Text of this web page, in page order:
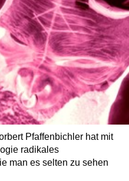
Pfaffenbichler hat mit
radikales
man es selten zu sehen